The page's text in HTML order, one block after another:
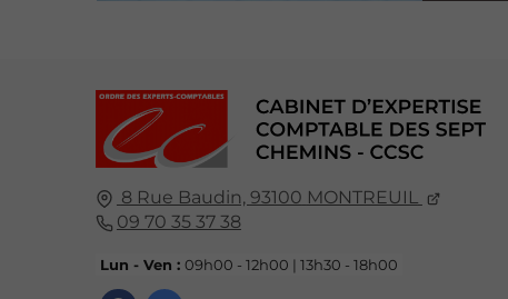
8 Rue Baudin, 93100 MONTREUIL
09 70 35 37 38
Lun - Ven : 09h00 - 12h00 | 13h30 - 18h00